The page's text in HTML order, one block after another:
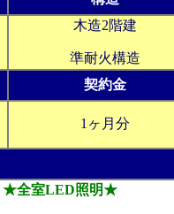
木造2階建
準耐火構造
契約金
1ヶ月分
★全室LED照明★